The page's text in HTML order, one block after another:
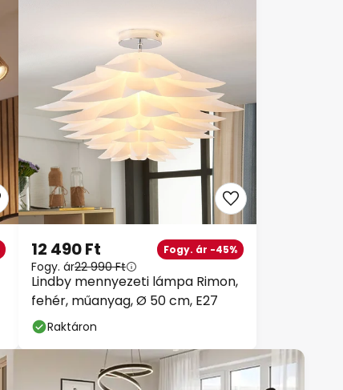
Lindby mennyezeti lámpa Rimon,
fehér, műanyag, Ø 50 cm, E27
12 490 Ft Fogy. ár -45%
Fogy. ár22 990 Ft
Raktáron